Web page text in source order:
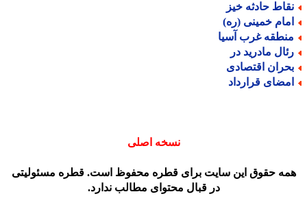
حادثه خیز
خمینی (ره)
غرب آسیا
مادرید در
اقتصادی
قرارداد
نسخه اصلی
حقوق این سایت برای قطره محفوظ است. قطره مسئولیتی
در قبال محتوای مطالب ندارد.